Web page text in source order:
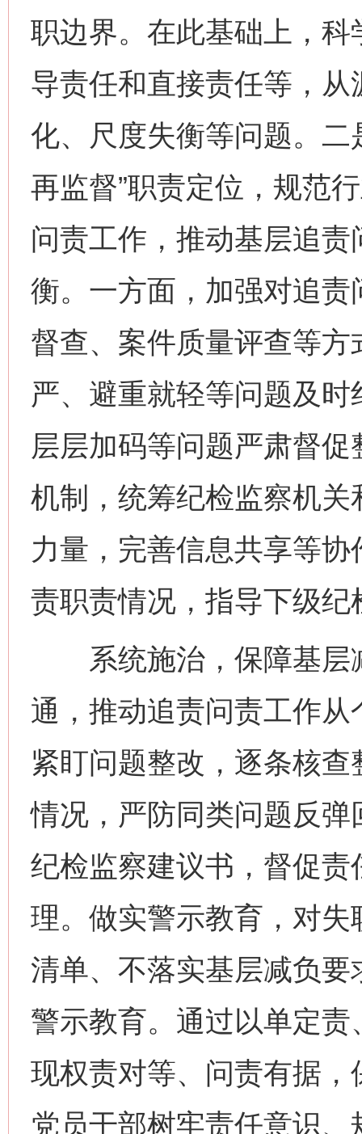
职边界。在此基础上，
导责任和直接责任等，
化、尺度失衡等问题。二
再监督”职责定位，规范
问责工作，推动基层追
衡。一方面，加强对追
督查、案件质量评查等
严、避重就轻等问题及
层层加码等问题严肃督
机制，统筹纪检监察机
力量，完善信息共享等
责职责情况，指导下级
系统施治，保障基层
通，推动追责问责工作
紧盯问题整改，逐条核
情况，严防同类问题反
纪检监察建议书，督促
理。做实警示教育，对
清单、不落实基层减负
警示教育。通过以单定
现权责对等、问责有据
党员干部树牢责任意识